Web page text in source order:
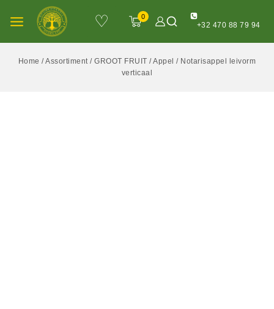
♡ 0
+32 470 88 79 94
Home /Assortiment / GROOT FRUIT /Appel / Notarisappel leivorm
verticaal